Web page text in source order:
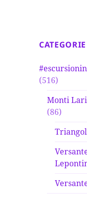
CATEGORIE
(516)
Monti
(86)